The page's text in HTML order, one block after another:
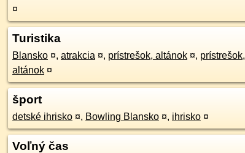
¤
Turistika
Blansko ¤, atrakcia ¤, prístrešok, altánok ¤, prístrešok,
altánok ¤
šport
detské ihrisko ¤, Bowling Blansko ¤, ihrisko ¤
Voľný čas